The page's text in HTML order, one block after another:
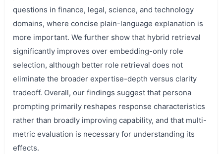
questions in finance, legal, science, and technology
domains, where concise plain-language explanation is
more important. We further show that hybrid retrieval
significantly improves over embedding-only role
selection, although better role retrieval does not
eliminate the broader expertise-depth versus clarity
tradeoff. Overall, our findings suggest that persona
prompting primarily reshapes response characteristics
rather than broadly improving capability, and that multi-
metric evaluation is necessary for understanding its
effects.